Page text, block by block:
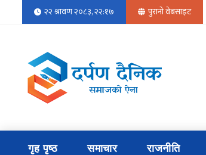
२२ श्रावण २०८३, २२:१७ पुरानो वेबसाइट
गृह पृष्ठ समाचार राजनीति